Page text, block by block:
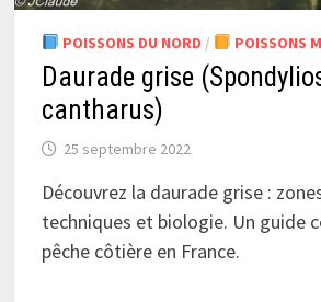
POISSONS DU NORD / POISSONS
Daurade grise
cantharus)
25 septembre 2022
Découvrez la daurade grise :
techniques et biologie. Un guide
pêche côtière en France.